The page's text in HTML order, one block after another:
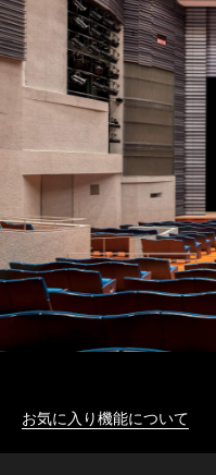
お気に入り機能について